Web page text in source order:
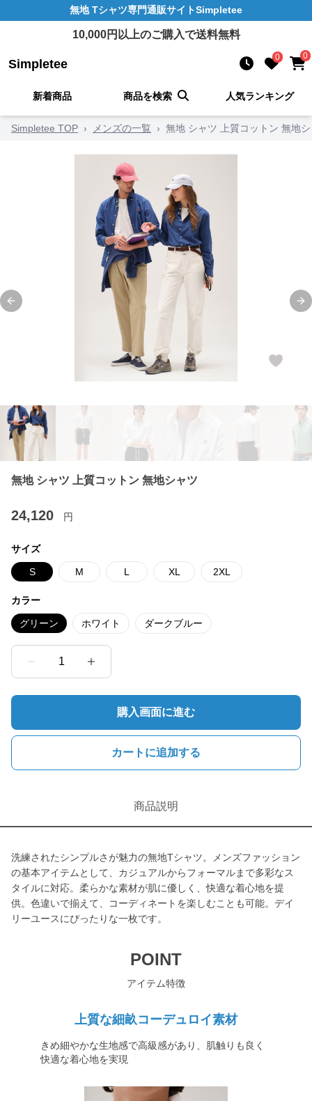
無地 Tシャツ専門通販サイトSimpletee
10,000円以上のご購入で送料無料
Simpletee 0 0
新着商品 商品を検索 人気ランキング
Simpletee TOP › メンズの一覧 › 無地 シャツ 上質コットン 無地
Previous slide
無地 シャツ 上質コットン 無地シャツ
24,120 円
サイズ
S M L XL 2XL
カラー
グリーン ホワイト ダークブルー
1
購入画面に進む
カートに追加する
商品説明
洗練されたシンプルさが魅力の無地Tシャツ。メンズファッション
の基本アイテムとして、カジュアルからフォーマルまで多彩なス
タイルに対応。柔らかな素材が肌に優しく、快適な着心地を提
供。色違いで揃えて、コーディネートを楽しむことも可能。デイ
リーユースにぴったりな一枚です。
POINT
アイテム特徴
上質な細畝コーデュロイ素材
きめ細やかな生地感で高級感があり、肌触りも良く
快適な着心地を実現